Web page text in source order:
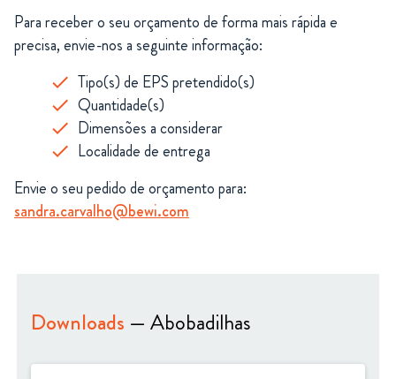
Para receber o seu orçamento de forma mais rápida e
precisa, envie-nos a seguinte informação:
Tipo(s) de EPS pretendido(s)
Quantidade(s)
Dimensões a considerar
Localidade de entrega
Envie o seu pedido de orçamento para:
sandra.carvalho@bewi.com
Downloads — Abobadilhas